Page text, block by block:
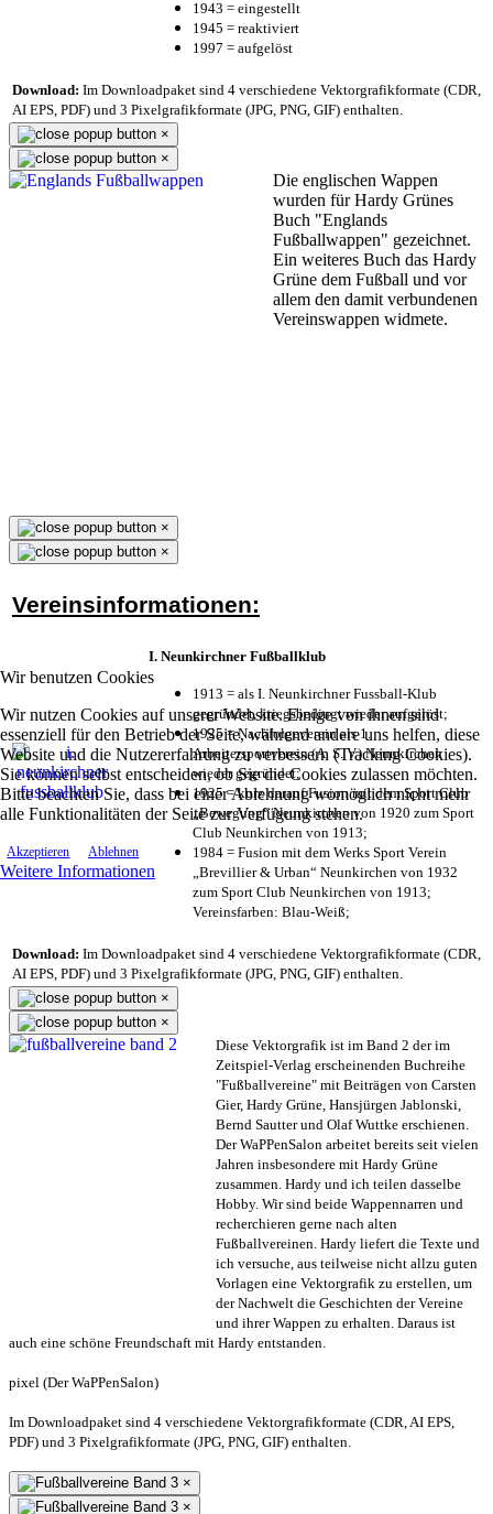
Wir benutzen Cookies
Wir nutzen Cookies auf unserer Website. Einige von ihnen sind
essenziell für den Betrieb der Seite, während andere uns helfen, diese
Website und die Nutzererfahrung zu verbessern (Tracking Cookies).
Sie können selbst entscheiden, ob Sie die Cookies zulassen möchten.
Bitte beachten Sie, dass bei einer Ablehnung womöglich nicht mehr
alle Funktionalitäten der Seite zur Verfügung stehen.
Akzeptieren Ablehnen
Weitere Informationen
1943 = eingestellt
1945 = reaktiviert
1997 = aufgelöst
Download: Im Downloadpaket sind 4 verschiedene Vektorgrafikformate (CDR,
AI EPS, PDF) und 3 Pixelgrafikformate (JPG, PNG, GIF) enthalten.
×
×
Die englischen Wappen
wurden für Hardy Grünes
Buch "Englands
Fußballwappen" gezeichnet.
Ein weiteres Buch das Hardy
Grüne dem Fußball und vor
allem den damit verbundenen
Vereinswappen widmete.
×
×
Vereinsinformationen:
I. Neunkirchner Fußballklub
1913 = als I. Neunkirchner Fussball-Klub
gegründet, kriegsbedingt wieder aufgelöst;
1925 = Nachfolgeverein als 1.
Arbeitersportverein (A. S. V.) Neunkirchen
wieder gegründet;
1925 = kurz darauf Fusion mit dem Sport Club
„Bewegung“ Neunkirchen von 1920 zum Sport
Club Neunkirchen von 1913;
1984 = Fusion mit dem Werks Sport Verein
„Brevillier & Urban“ Neunkirchen von 1932
zum Sport Club Neunkirchen von 1913;
Vereinsfarben: Blau-Weiß;
Download: Im Downloadpaket sind 4 verschiedene Vektorgrafikformate (CDR,
AI EPS, PDF) und 3 Pixelgrafikformate (JPG, PNG, GIF) enthalten.
×
×
Diese Vektorgrafik ist im Band 2 der im
Zeitspiel-Verlag erscheinenden Buchreihe
"Fußballvereine" mit Beiträgen von Carsten
Gier, Hardy Grüne, Hansjürgen Jablonski,
Bernd Sautter und Olaf Wuttke erschienen.
Der WaPPenSalon arbeitet bereits seit vielen
Jahren insbesondere mit Hardy Grüne
zusammen. Hardy und ich teilen dasselbe
Hobby. Wir sind beide Wappennarren und
recherchieren gerne nach alten
Fußballvereinen. Hardy liefert die Texte und
ich versuche, aus teilweise nicht allzu guten
Vorlagen eine Vektorgrafik zu erstellen, um
der Nachwelt die Geschichten der Vereine
und ihrer Wappen zu erhalten. Daraus ist
auch eine schöne Freundschaft mit Hardy entstanden.
pixel (Der WaPPenSalon)
Im Downloadpaket sind 4 verschiedene Vektorgrafikformate (CDR, AI EPS,
PDF) und 3 Pixelgrafikformate (JPG, PNG, GIF) enthalten.
×
×